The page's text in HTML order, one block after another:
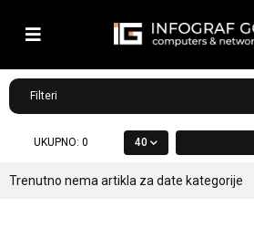
Filteri
UKUPNO: 0 40
Trenutno nema artikla za date kategorije